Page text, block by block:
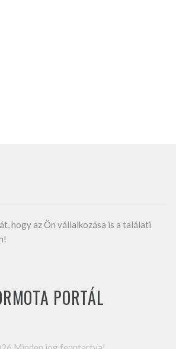
hogy az Ön vállalkozása is a találati
PORTÁL